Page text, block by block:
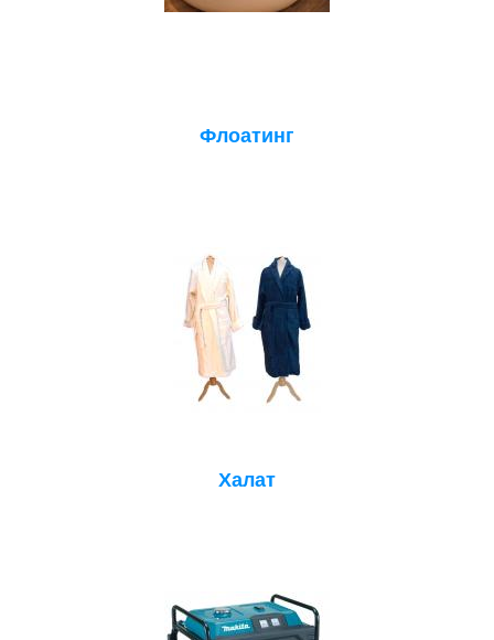
Флоатинг
Халат